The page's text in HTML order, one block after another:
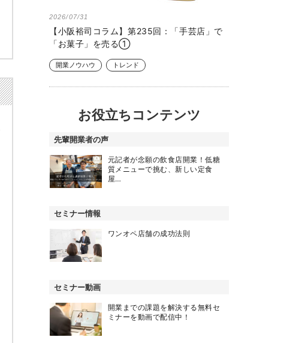
2026/07/31
【小阪裕司コラム】第235回：「手芸店」で
「お菓子」を売る①
開業ノウハウ トレンド
お役立ちコンテンツ
先輩開業者の声
元記者が念願の飲食店開業！低糖
質メニューで挑む、新しい定食
屋…
セミナー情報
ワンオペ店舗の成功法則
セミナー動画
開業までの課題を解決する無料セ
ミナーを動画で配信中！